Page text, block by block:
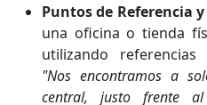
Puntos de Referencia
una oficina o tienda
utilizando
"Nos encontramos a
central, justo frente